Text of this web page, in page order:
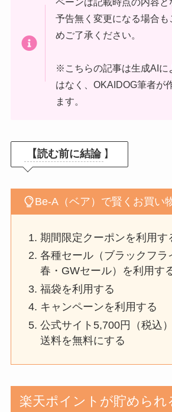
予告無く変更になる場合も
めご了承ください。
※こちらの記事は生成AIに
はなく、OKAIDOG筆者が
ます。
【読む前に結論 】
Be-A（ベア）で賢くお買い
期間限定クーポンを利用す
各種セール（ブラックフラ
春・GWセール）を利用す
福袋を利用する
キャンペーンを利用する
公式サイト 5,700円（税込）
送料を無料にする
楽天ポイントが貯められ